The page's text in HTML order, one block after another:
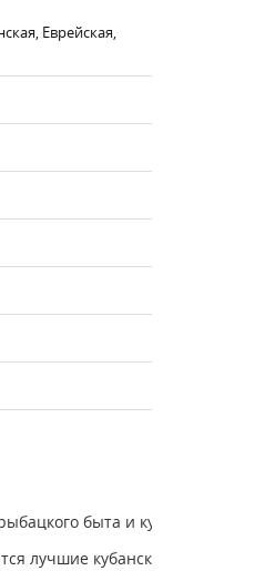
Еврейская,
быта и кухней,
кубанские вина и